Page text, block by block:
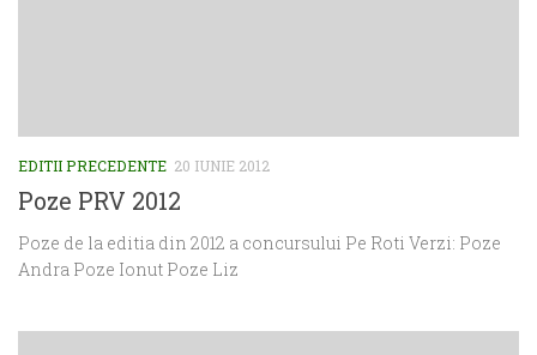
EDITII PRECEDENTE 20 IUNIE 2012
Poze PRV 2012
Poze de la editia din 2012 a concursului Pe Roti Verzi: Poze
Andra Poze Ionut Poze Liz